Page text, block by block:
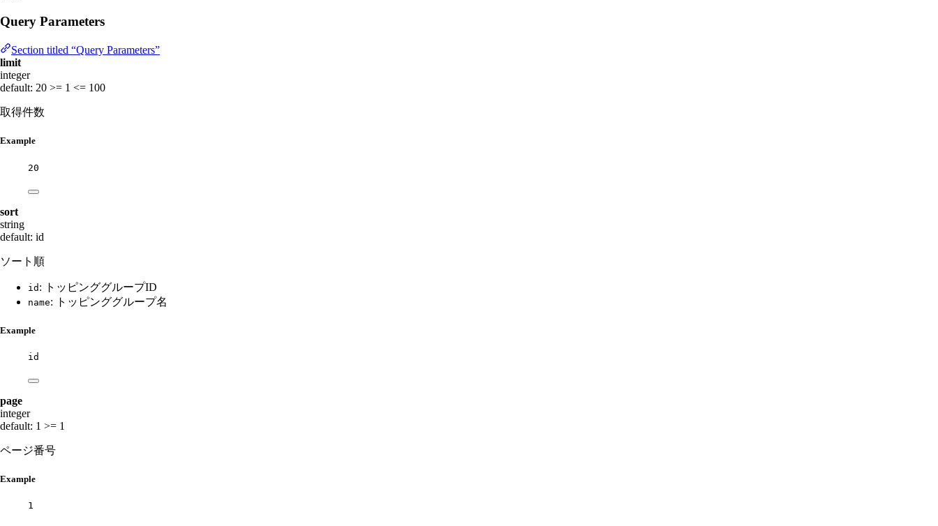
Query Parameters
Section titled “Query Parameters”
limit
integer
default: 20 >= 1 <= 100
取得件数
Example
20
sort
string
default: id
ソート順
id : トッピンググループID
name: トッピンググループ名
Example
id
page
integer
default: 1 >= 1
ページ番号
Example
1